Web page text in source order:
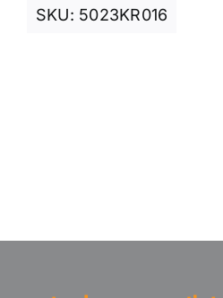
SKU: 5023KR016